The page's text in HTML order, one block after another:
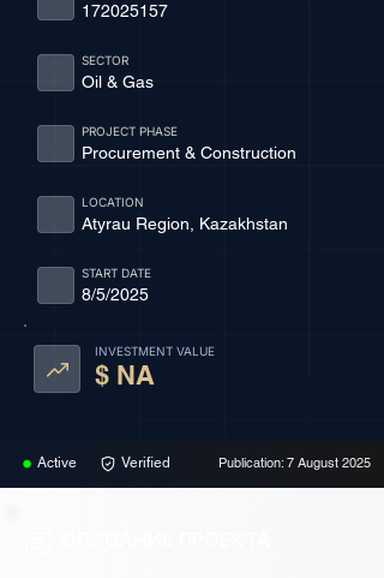
172025157
Oil & Gas
SECTOR
Procurement & Construction
PROJECT PHASE
Atyrau Region, Kazakhstan
LOCATION
8/5/2025
START DATE
INVESTMENT VALUE
$ NA
Active Verified Publication: 7 August 2025